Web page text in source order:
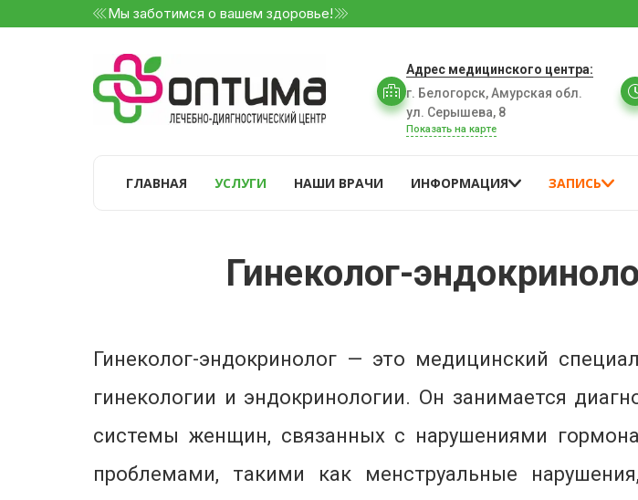
Мы заботимся о вашем здоровье!
Адрес медицинского центра:
г. Белогорск, Амурская обл.
ул. Серышева, 8
Показать на карте
ГЛАВНАЯ УСЛУГИ НАШИ ВРАЧИ ИНФОРМАЦИЯ ЗАПИСЬ
Гинеколог-
Гинеколог-эндокринолог — это медицинский
гинекологии и эндокринологии. Он занимается
системы женщин, связанных с нарушениями
проблемами, такими как менструальные